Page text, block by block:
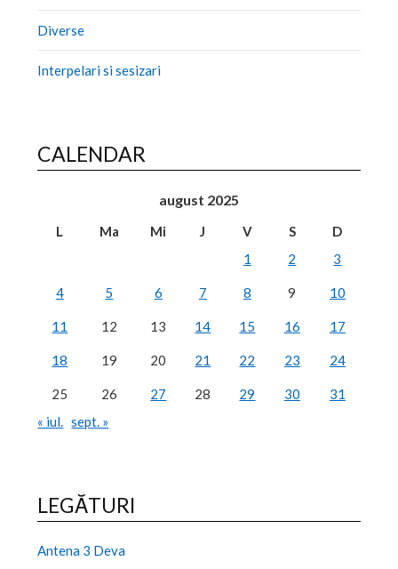
Diverse
Interpelari si sesizari
CALENDAR
august 2025
L Ma Mi J V S
D
1
2 3
4 5 6 7 8 9 10
11 12 13 14 15 16 17
18 19 20 21 22 23 24
25 26 27 28 29 30
31
« iul. sept. »
LEGĂTURI
Antena 3 Deva